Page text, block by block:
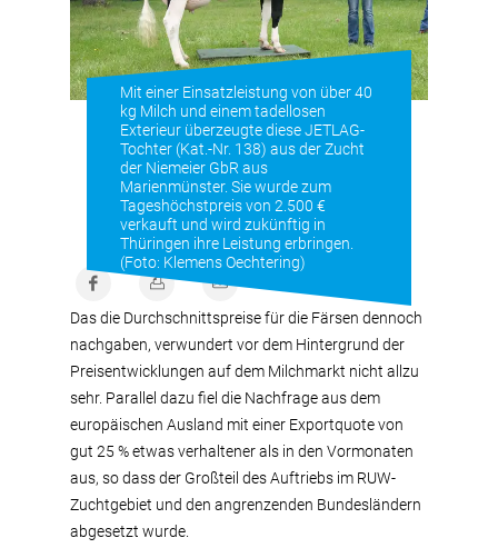
Mit einer Einsatzleistung von über 40
kg Milch und einem tadellosen
Exterieur überzeugte diese JETLAG-
Tochter (Kat.-Nr. 138) aus der Zucht
der Niemeier GbR aus
Marienmünster. Sie wurde zum
Tageshöchstpreis von 2.500 €
verkauft und wird zukünftig in
Thüringen ihre Leistung erbringen.
(Foto: Klemens Oechtering)
Das die Durchschnittspreise für die Färsen dennoch
nachgaben, verwundert vor dem Hintergrund der
Preisentwicklungen auf dem Milchmarkt nicht allzu
sehr. Parallel dazu fiel die Nachfrage aus dem
europäischen Ausland mit einer Exportquote von
gut 25 % etwas verhaltener als in den Vormonaten
aus, so dass der Großteil des Auftriebs im RUW-
Zuchtgebiet und den angrenzenden Bundesländern
abgesetzt wurde.